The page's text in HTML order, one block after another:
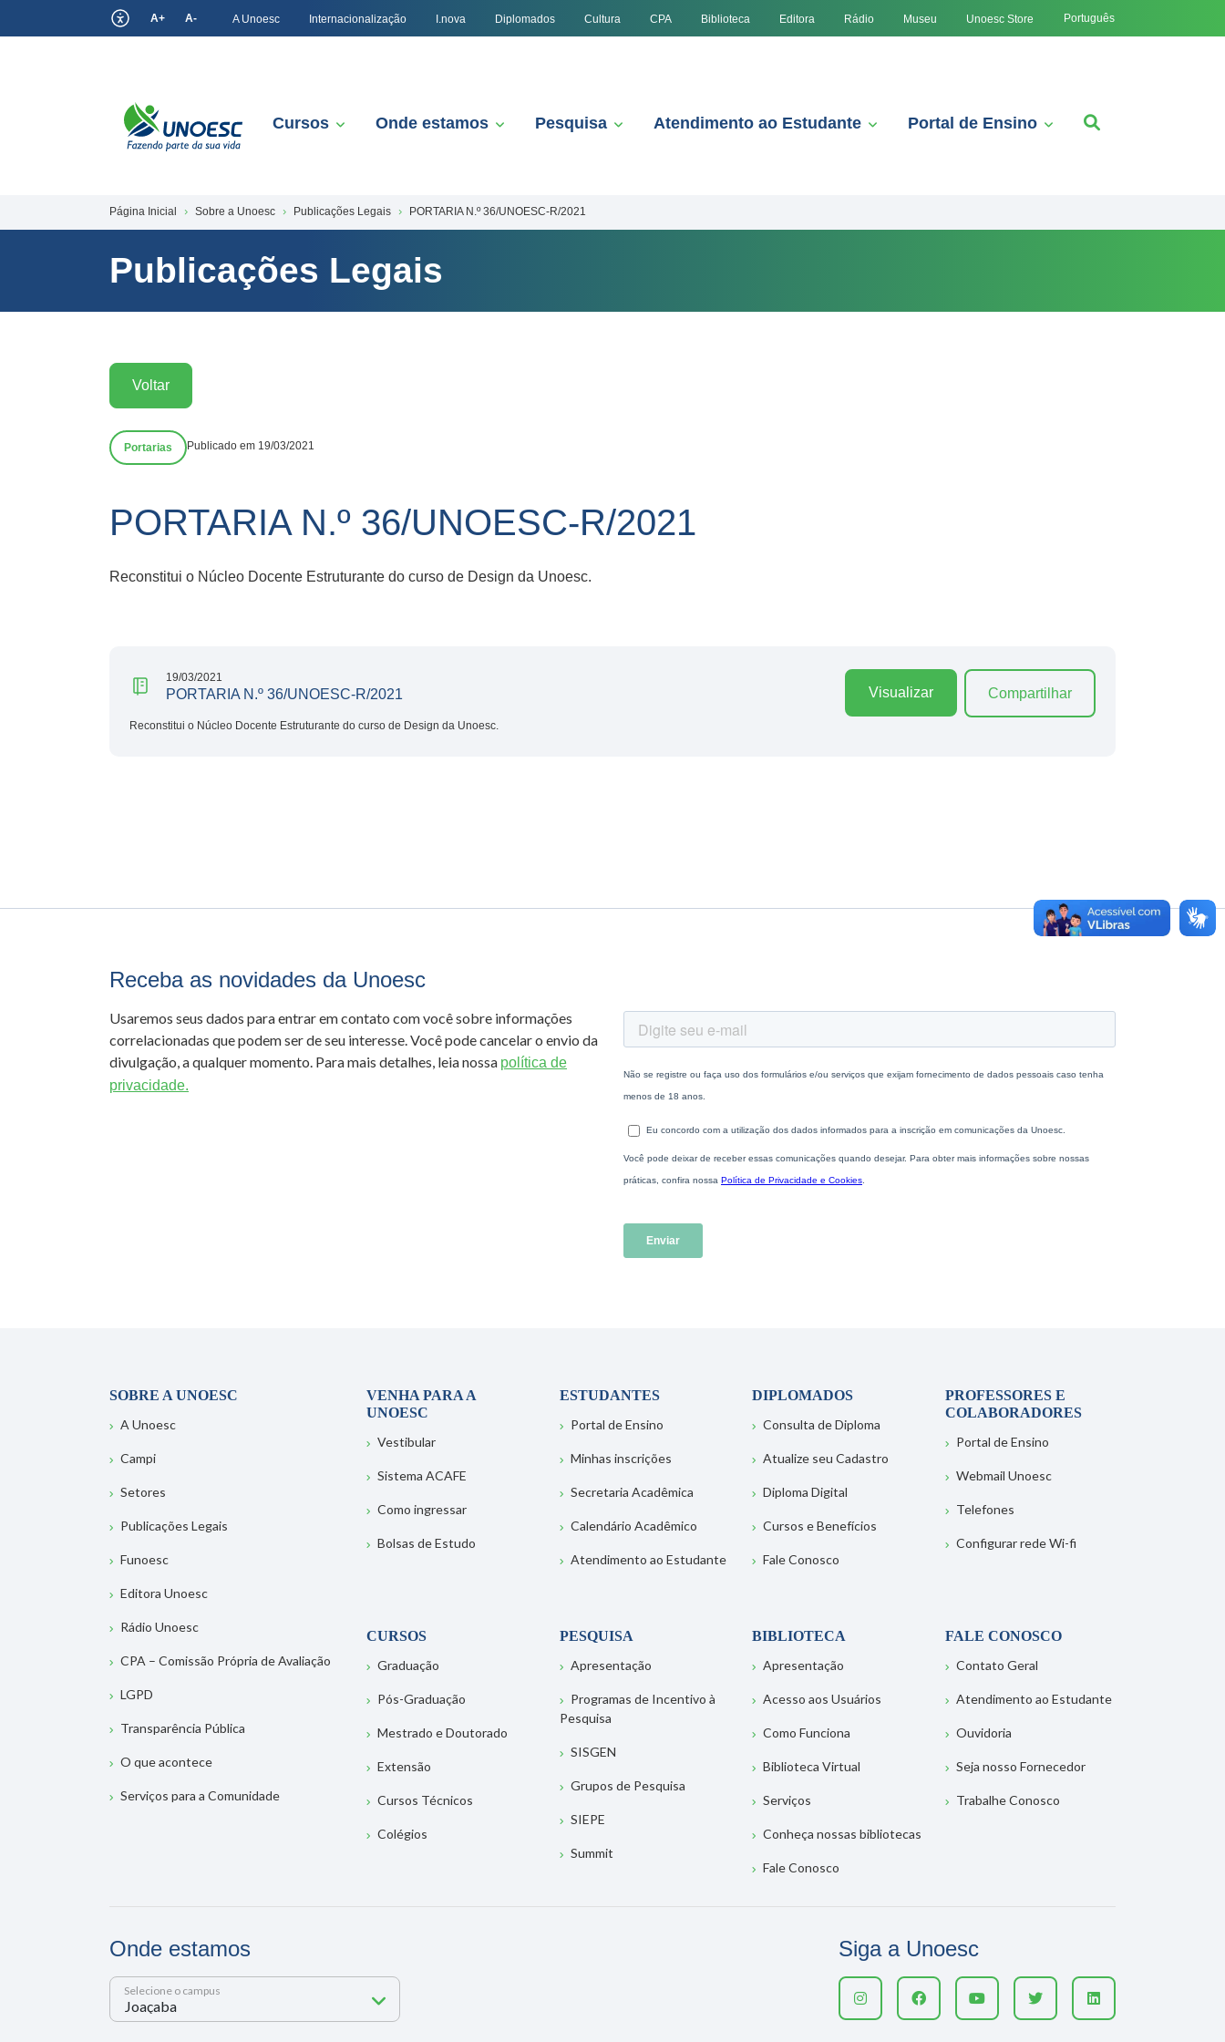
A+ A- A Unoesc Internacionalização I.nova Diplomados Cultura CPA Biblioteca Editora Rádio Museu Unoesc Store Português
Cursos Onde estamos Pesquisa Atendimento ao Estudante Portal de Ensino
Página Inicial Sobre a Unoesc Publicações Legais PORTARIA N.º 36/UNOESC-R/2021
Publicações Legais
Voltar
Portarias Publicado em 19/03/2021
PORTARIA N.º 36/UNOESC-R/2021
Reconstitui o Núcleo Docente Estruturante do curso de Design da Unoesc.
19/03/2021
PORTARIA N.º 36/UNOESC-R/2021
Reconstitui o Núcleo Docente Estruturante do curso de Design da Unoesc.
Visualizar Compartilhar
Receba as novidades da Unoesc
Usaremos seus dados para entrar em contato com você sobre informações
correlacionadas que podem ser de seu interesse. Você pode cancelar o envio da
divulgação, a qualquer momento. Para mais detalhes, leia nossa política de
privacidade.
SOBRE A UNOESC
A Unoesc
Campi
Setores
Publicações Legais
Funoesc
Editora Unoesc
Rádio Unoesc
CPA – Comissão Própria de Avaliação
LGPD
Transparência Pública
O que acontece
Serviços para a Comunidade
VENHA PARA A
UNOESC
Vestibular
Sistema ACAFE
Como ingressar
Bolsas de Estudo
ESTUDANTES
Portal de Ensino
Minhas inscrições
Secretaria Acadêmica
Calendário Acadêmico
Atendimento ao Estudante
DIPLOMADOS
Consulta de Diploma
Atualize seu Cadastro
Diploma Digital
Cursos e Benefícios
Fale Conosco
PROFESSORES E
COLABORADORES
Portal de Ensino
Webmail Unoesc
Telefones
Configurar rede Wi-fi
CURSOS
Graduação
Pós-Graduação
Mestrado e Doutorado
Extensão
Cursos Técnicos
Colégios
PESQUISA
Apresentação
Programas de Incentivo à
Pesquisa
SISGEN
Grupos de Pesquisa
SIEPE
Summit
BIBLIOTECA
Apresentação
Acesso aos Usuários
Como Funciona
Biblioteca Virtual
Serviços
Conheça nossas bibliotecas
Fale Conosco
FALE CONOSCO
Contato Geral
Atendimento ao Estudante
Ouvidoria
Seja nosso Fornecedor
Trabalhe Conosco
Onde estamos
Selecione o campus
Siga a Unoesc